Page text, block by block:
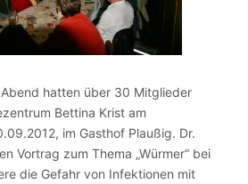
hatten über 30 Mitglieder
Bettina Krist am
im Gasthof Plaußig. Dr.
Vortrag zum Thema „Würmer“ bei
die Gefahr von Infektionen mit